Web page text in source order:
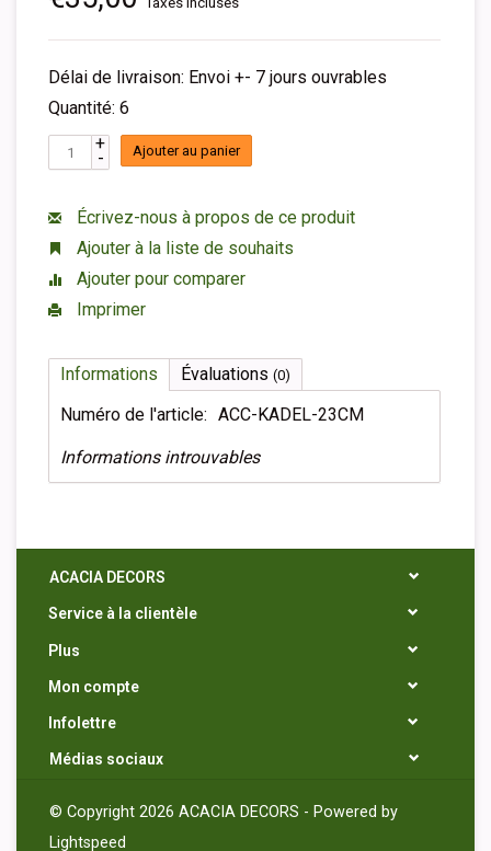
Délai de livraison: Envoi +- 7 jours ouvrables
Quantité: 6
+
- Ajouter au panier
Écrivez-nous à propos de ce produit
Ajouter à la liste de souhaits
Ajouter pour comparer
Imprimer
Informations Évaluations (0)
Numéro de l'article: ACC-KADEL-23CM
Informations introuvables
ACACIA DECORS
Service à la clientèle
Plus
Mon compte
Infolettre
Médias sociaux
© Copyright 2026 ACACIA DECORS - Powered by
Lightspeed